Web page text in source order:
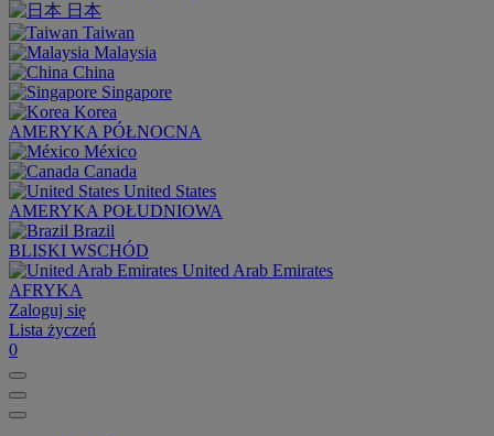
日本
Taiwan
Malaysia
China
Singapore
Korea
AMERYKA PÓŁNOCNA
México
Canada
United States
AMERYKA POŁUDNIOWA
Brazil
BLISKI WSCHÓD
United Arab Emirates
AFRYKA
Zaloguj się
Lista życzeń
0